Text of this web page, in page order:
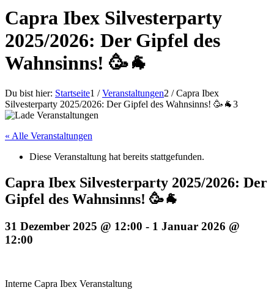
Capra Ibex Silvesterparty
2025/2026: Der Gipfel des
Wahnsinns! 🥳🐐
Du bist hier: Startseite1 / Veranstaltungen2 / Capra Ibex
Silvesterparty 2025/2026: Der Gipfel des Wahnsinns! 🥳🐐3
« Alle Veranstaltungen
Diese Veranstaltung hat bereits stattgefunden.
Capra Ibex Silvesterparty 2025/2026: Der
Gipfel des Wahnsinns! 🥳🐐
31 Dezember 2025 @ 12:00 - 1 Januar 2026 @
12:00
Interne Capra Ibex Veranstaltung